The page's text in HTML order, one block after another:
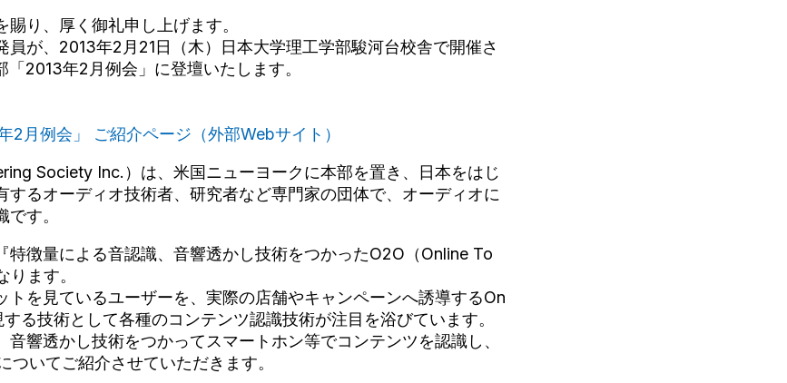
り、厚く御礼申し上げます。
員が、2013年2月21日（木）日本大学理工学部駿河台校舎で開催さ
2013年2月例会」に登壇いたします。
2月例会」 ご紹介ページ（外部Webサイト）
Society Inc.）は、米国ニューヨークに本部を置き、日本をはじ
するオーディオ技術者、研究者など専門家の団体で、オーディオに
す。
特徴量による音認識、音響透かし技術をつかったO2O（Online To
ます。
トを見ているユーザーを、実際の店舗やキャンペーンへ誘導するOn
る技術として各種のコンテンツ認識技術が注目を浴びています。
音響透かし技術をつかってスマートホン等でコンテンツを認識し、
ついてご紹介させていただきます。